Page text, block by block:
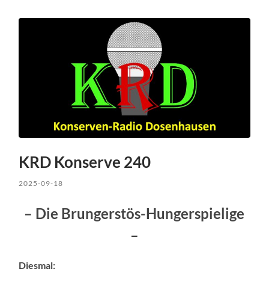
KRD Konserve 240
2025-09-18
– Die Brungerstös-Hungerspielige
–
Diesmal: